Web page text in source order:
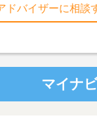
ドバイザーに相談
マイナ